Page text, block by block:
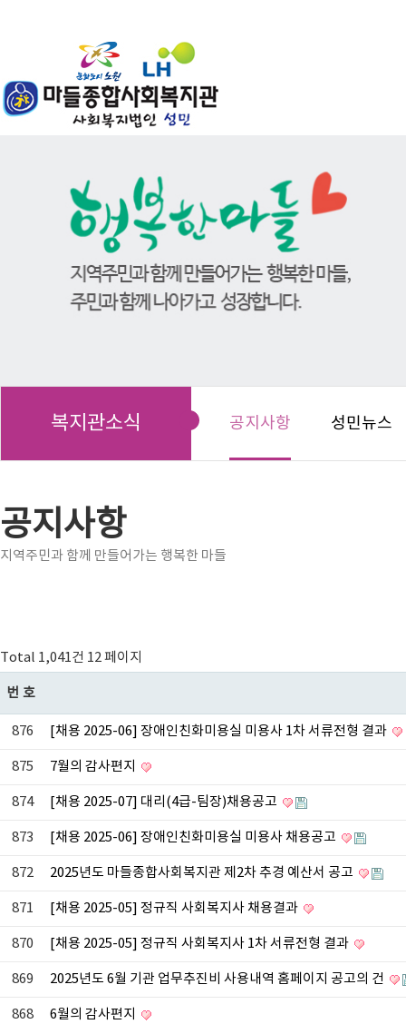
복지관소식 공지사항 성민뉴스
공지사항
지역주민과 함께 만들어가는 행복한 마들
Total 1,041건 12 페이지
번호
876 [채용 2025-06] 장애인친화미용실 미용사 1차 서류전형 결과
875 7월의 감사편지
874 [채용 2025-07] 대리(4급-팀장)채용공고
873 [채용 2025-06] 장애인친화미용실 미용사 채용공고
872 2025년도 마들종합사회복지관 제2차 추경 예산서 공고
871 [채용 2025-05] 정규직 사회복지사 채용결과
870 [채용 2025-05] 정규직 사회복지사 1차 서류전형 결과
869 2025년도 6월 기관 업무추진비 사용내역 홈페이지 공고의 건
868 6월의 감사편지